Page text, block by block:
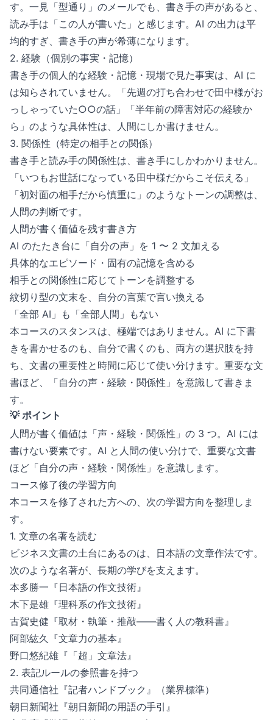
す。一見「型通り」のメールでも、書き手の声があると、
読み手は「この人が書いた」と感じます。AI の出力は平
均的すぎ、書き手の声が希薄になります。
2. 経験（個別の事実・記憶）
書き手の個人的な経験・記憶・現場で見た事実は、AI に
は知らされていません。「先週の打ち合わせで田中様がお
っしゃっていた○○の話」「半年前の障害対応の経験か
ら」のような具体性は、人間にしか書けません。
3. 関係性（特定の相手との関係）
書き手と読み手の関係性は、書き手にしかわかりません。
「いつもお世話になっている田中様だからこそ伝える」
「初対面の相手だから慎重に」のようなトーンの調整は、
人間の判断です。
人間が書く価値を残す書き方
AI のたたき台に「自分の声」を 1 〜 2 文加える
具体的なエピソード・固有の記憶を含める
相手との関係性に応じてトーンを調整する
紋切り型の文末を、自分の言葉で言い換える
「全部 AI」も「全部人間」もない
本コースのスタンスは、極端ではありません。AI に下書
きを書かせるのも、自分で書くのも、両方の選択肢を持
ち、文書の重要性と時間に応じて使い分けます。重要な文
書ほど、「自分の声・経験・関係性」を意識して書きま
す。
💡 ポイント
人間が書く価値は「声・経験・関係性」の 3 つ。AI には
書けない要素です。AI と人間の使い分けで、重要な文書
ほど「自分の声・経験・関係性」を意識します。
コース修了後の学習方向
本コースを修了された方への、次の学習方向を整理しま
す。
1. 文章の名著を読む
ビジネス文書の土台にあるのは、日本語の文章作法です。
次のような名著が、長期の学びを支えます。
本多勝一『日本語の作文技術』
木下是雄『理科系の作文技術』
古賀史健『取材・執筆・推敲——書く人の教科書』
阿部紘久『文章力の基本』
野口悠紀雄『「超」文章法』
2. 表記ルールの参照書を持つ
共同通信社『記者ハンドブック』（業界標準）
朝日新聞社『朝日新聞の用語の手引』